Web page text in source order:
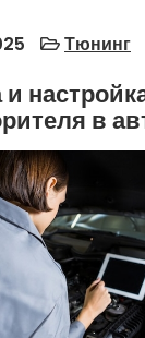
Тюнинг
и
в